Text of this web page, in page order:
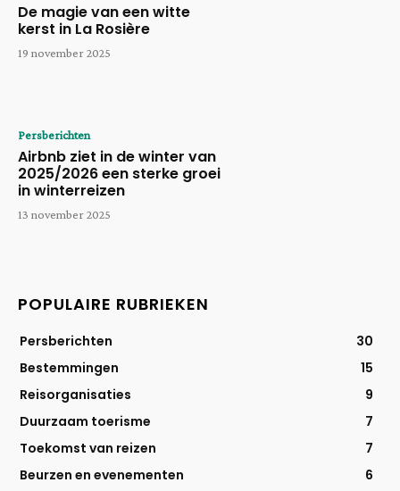
De magie van een witte
kerst in La Rosière
19 november 2025
Persberichten
Airbnb ziet in de winter van
2025/2026 een sterke groei
in winterreizen
13 november 2025
POPULAIRE RUBRIEKEN
Persberichten
30
Bestemmingen
15
Reisorganisaties
9
Duurzaam toerisme
7
Toekomst van reizen
7
Beurzen en evenementen
6